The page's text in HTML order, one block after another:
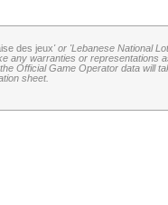
des jeux' or 'Lebanese National
any warranties or representations
Official Game Operator data will
sheet.